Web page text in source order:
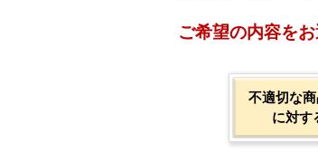
ご希望の内容を
不適切な
に対す